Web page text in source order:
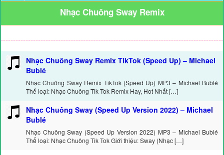
Nhạc Chuông Sway Remix
Nhạc Chuông Sway Remix TikTok (Speed Up) – Michael
Bublé
Nhạc Chuông Sway Remix TikTok (Speed Up) MP3 – Michael Bublé
Thể loại: Nhạc Chuông Tik Tok Remix Hay, Hot Nhất […]
Nhạc Chuông Sway (Speed Up Version 2022) – Michael
Bublé
Nhạc Chuông Sway (Speed Up Version 2022) MP3 – Michael Bublé
Thể loại: Nhạc Chuông Tik Tok Giới thiệu: Sway (Nhạc […]